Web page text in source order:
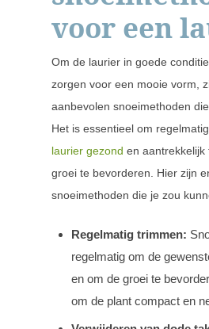
voor een
Om de laurier in goede
zorgen voor een mooie vorm,
aanbevolen snoeimethoden
Het is essentieel om
laurier gezond en aantrekkelijk
groei te bevorderen. Hier zijn
snoeimethoden die je zou
Regelmatig trimmen:
regelmatig om de
en om de groei te
om de plant compact en